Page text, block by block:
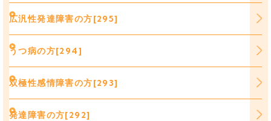
広汎性発達障害の方[295]
うつ病の方[294]
双極性感情障害の方[293]
発達障害の方[292]